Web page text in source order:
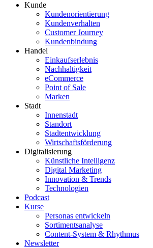
Kunde
Kundenorientierung
Kundenverhalten
Customer Journey
Kundenbindung
Handel
Einkaufserlebnis
Nachhaltigkeit
eCommerce
Point of Sale
Marken
Stadt
Innenstadt
Standort
Stadtentwicklung
Wirtschaftsförderung
Digitalisierung
Künstliche Intelligenz
Digital Marketing
Innovation & Trends
Technologien
Podcast
Kurse
Personas entwickeln
Sortimentsanalyse
Content-System & Rhythmus
Newsletter